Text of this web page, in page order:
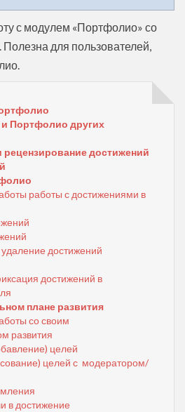
с модулем «Портфолио» со
для пользователей,
Портфолио других
достижений
работы с достижениями в
достижений
достижений в
плане развития
со своим
развития
целей
целей с модератором/
в достижение